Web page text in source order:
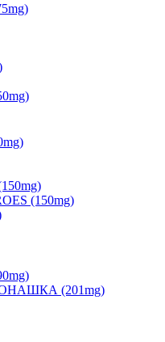
(150mg)
(201mg)